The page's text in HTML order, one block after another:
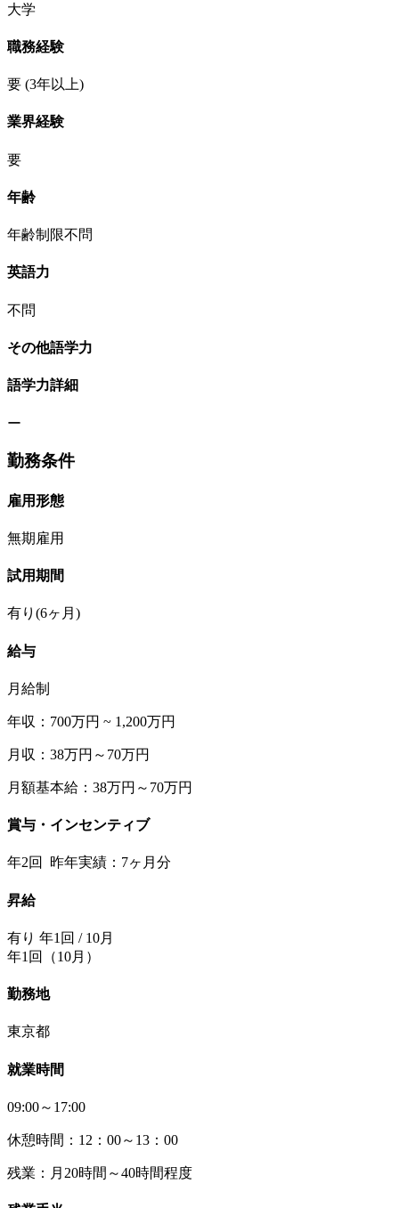
大学
職務経験
要 (3年以上)
業界経験
要
年齢
年齢制限不問
英語力
不問
その他語学力
語学力詳細
ー
勤務条件
雇用形態
無期雇用
試用期間
有り(6ヶ月)
給与
月給制
年収：700万円 ~ 1,200万円
月収：38万円～70万円
月額基本給：38万円～70万円
賞与・インセンティブ
年2回 昨年実績：7ヶ月分
昇給
有り 年1回 / 10月
年1回（10月）
勤務地
東京都
就業時間
09:00～17:00
休憩時間：12：00～13：00
残業：月20時間～40時間程度